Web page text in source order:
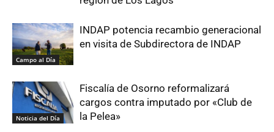
Campo al Día
INDAP potencia recambio generacional
en visita de Subdirectora de INDAP
Noticia del Día
Fiscalía de Osorno reformalizará
cargos contra imputado por «Club de
la Pelea»